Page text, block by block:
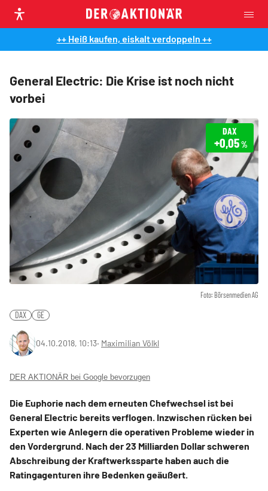
++ Heiß kaufen, eiskalt verdoppeln ++
General Electric: Die Krise ist noch nicht
vorbei
Foto: Börsenmedien AG
DAX
+0,05%
DAX GE
04.10.2018, 10:13‧ Maximilian Völkl
DER AKTIONÄR bei Google bevorzugen
Die Euphorie nach dem erneuten Chefwechsel ist bei
General Electric bereits verflogen. Inzwischen rücken bei
Experten wie Anlegern die operativen Probleme wieder in
den Vordergrund. Nach der 23 Milliarden Dollar schweren
Abschreibung der Kraftwerkssparte haben auch die
Ratingagenturen ihre Bedenken geäußert.